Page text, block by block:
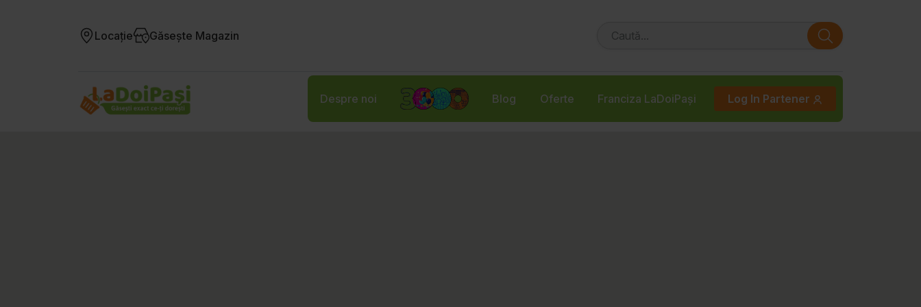
Locație Găsește Magazin
Despre noi Blog Oferte Franciza LaDoiPași Log In Partener